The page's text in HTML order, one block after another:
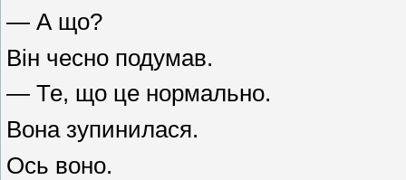
— А що?
Він чесно подумав.
— Те, що це нормально.
Вона зупинилася.
Ось воно.